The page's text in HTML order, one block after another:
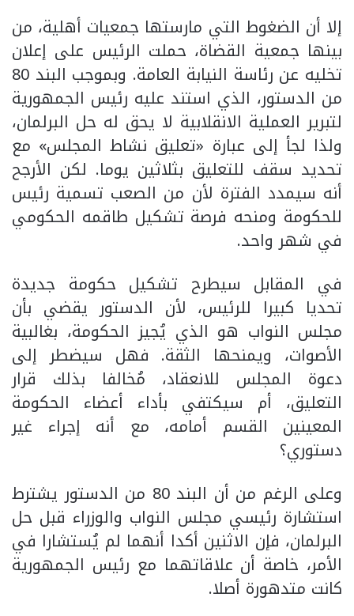
إلا أن الضغوط التي مارستها جمعيات أهلية، من
بينها جمعية القضاة، حملت الرئيس على إعلان
تخليه عن رئاسة النيابة العامة. وبموجب البند 80
من الدستور، الذي استند عليه رئيس الجمهورية
لتبرير العملية الانقلابية لا يحق له حل البرلمان،
ولذا لجأ إلى عبارة «تعليق نشاط المجلس» مع
تحديد سقف للتعليق بثلاثين يوما. لكن الأرجح
أنه سيمدد الفترة لأن من الصعب تسمية رئيس
للحكومة ومنحه فرصة تشكيل طاقمه الحكومي
في شهر واحد.
في المقابل سيطرح تشكيل حكومة جديدة
تحديا كبيرا للرئيس، لأن الدستور يقضي بأن
مجلس النواب هو الذي يُجيز الحكومة، بغالبية
الأصوات، ويمنحها الثقة. فهل سيضطر إلى
دعوة المجلس للانعقاد، مُخالفا بذلك قرار
التعليق، أم سيكتفي بأداء أعضاء الحكومة
المعينين القسم أمامه، مع أنه إجراء غير
دستوري؟
وعلى الرغم من أن البند 80 من الدستور يشترط
استشارة رئيسي مجلس النواب والوزراء قبل حل
البرلمان، فإن الاثنين أكدا أنهما لم يُستشارا في
الأمر، خاصة أن علاقاتهما مع رئيس الجمهورية
كانت متدهورة أصلا.